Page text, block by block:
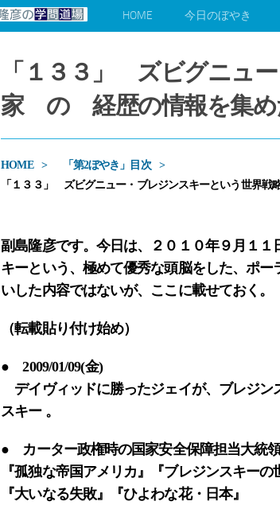
HOME 今日のぼやき
「１３３」 ズビグニュ
家 の 経歴の情報を集め
HOME
「第2ぼやき」目次
「１３３」 ズビグニュー・ブレジンスキーという世界
副島隆彦です。今日は、２０１０年９月１
キーという、極めて優秀な頭脳をした、ポ
いした内容ではないが、ここに載せておく
（転載貼り付け始め）
● 2009/01/09(金)
デイヴィッドに勝ったジェイが、ブレジ
スキー 。
● カーター政権時の国家安全保障担当大統領
『孤独な帝国アメリカ』『ブレジンスキーの
『大いなる失敗』『ひよわな花・日本』